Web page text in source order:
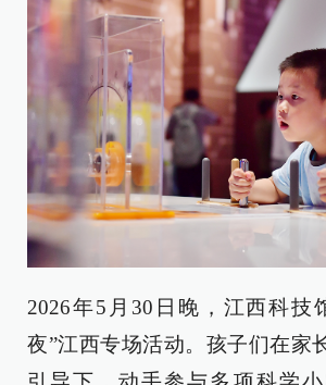
2026年5月30日晚，江西科技
夜”江西专场活动。孩子们在家